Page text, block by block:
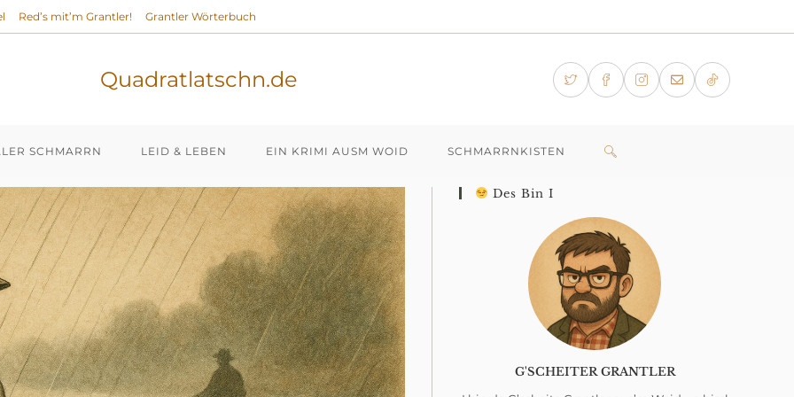
Red’s mit’m Grantler! Grantler Wörterbuch
Quadratlatschn.de
SCHMARRN LEID & LEBEN EIN KRIMI AUSM WOID SCHMARRNKISTEN WEBSITE-
UMSCHALTEN
Des Bin I
G'SCHEITER GRANTLER